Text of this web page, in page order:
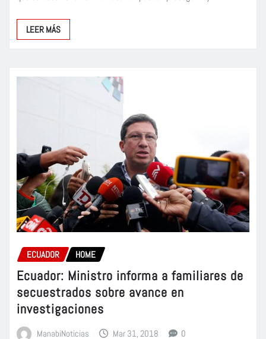
LEER MÁS
ECUADOR HOME
Ecuador: Ministro informa a familiares de
secuestrados sobre avance en
investigaciones
ManabiNoticias Mar 31, 2018 0